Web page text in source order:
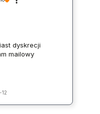
dyskrecji
mailowy